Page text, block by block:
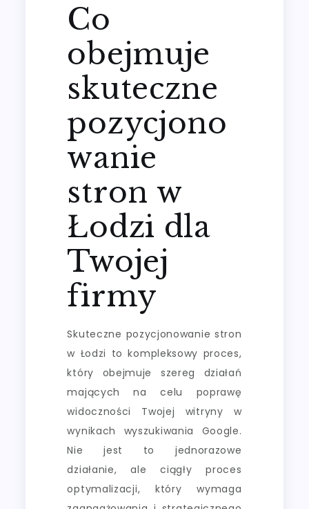
Co
obejmuje
skuteczne
pozycjono
wanie
stron w
Łodzi dla
Twojej
firmy
Skuteczne pozycjonowanie stron
w Łodzi to kompleksowy proces,
który obejmuje szereg działań
mających na celu poprawę
widoczności Twojej witryny w
wynikach wyszukiwania Google.
Nie jest to jednorazowe
działanie, ale ciągły proces
optymalizacji, który wymaga